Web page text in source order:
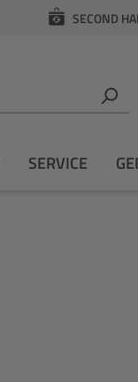
SECOND
SERVICE